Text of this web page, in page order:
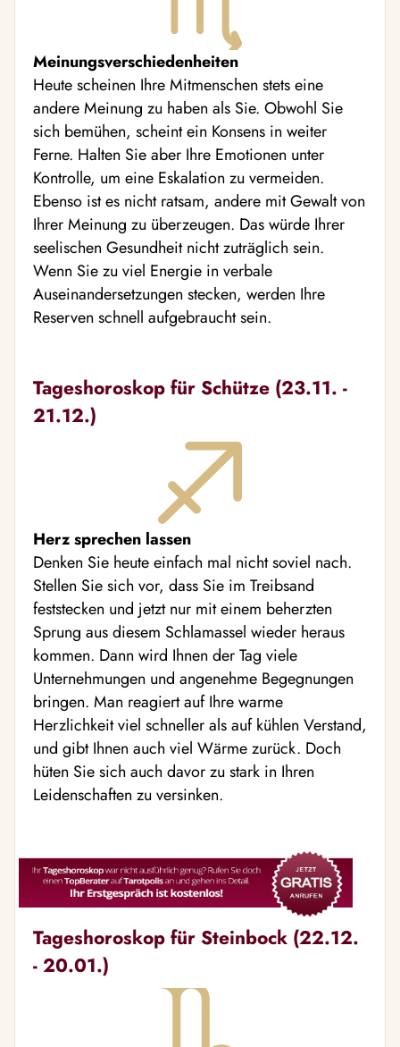
Meinungsverschiedenheiten
Heute scheinen Ihre Mitmenschen stets eine
andere Meinung zu haben als Sie. Obwohl Sie
sich bemühen, scheint ein Konsens in weiter
Ferne. Halten Sie aber Ihre Emotionen unter
Kontrolle, um eine Eskalation zu vermeiden.
Ebenso ist es nicht ratsam, andere mit Gewalt von
Ihrer Meinung zu überzeugen. Das würde Ihrer
seelischen Gesundheit nicht zuträglich sein.
Wenn Sie zu viel Energie in verbale
Auseinandersetzungen stecken, werden Ihre
Reserven schnell aufgebraucht sein.
Tageshoroskop für Schütze (23.11. -
21.12.)
Herz sprechen lassen
Denken Sie heute einfach mal nicht soviel nach.
Stellen Sie sich vor, dass Sie im Treibsand
feststecken und jetzt nur mit einem beherzten
Sprung aus diesem Schlamassel wieder heraus
kommen. Dann wird Ihnen der Tag viele
Unternehmungen und angenehme Begegnungen
bringen. Man reagiert auf Ihre warme
Herzlichkeit viel schneller als auf kühlen Verstand,
und gibt Ihnen auch viel Wärme zurück. Doch
hüten Sie sich auch davor zu stark in Ihren
Leidenschaften zu versinken.
Tageshoroskop für Steinbock (22.12.
- 20.01.)